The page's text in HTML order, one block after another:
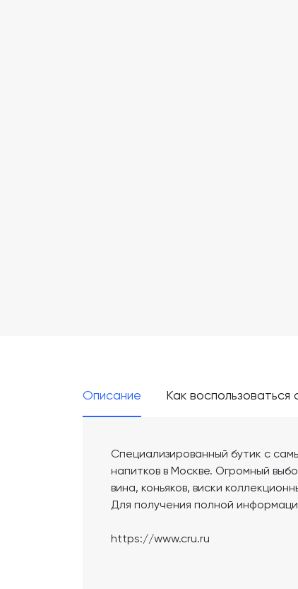
Описание Как
Специализированный бутик с
напитков в Москве. Огромный
вина, коньяков, виски
Для получения полной
https://www.cru.ru